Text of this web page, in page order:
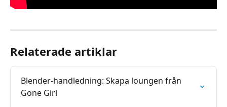
Relaterade artiklar
Blender-handledning: Skapa loungen från
Gone Girl